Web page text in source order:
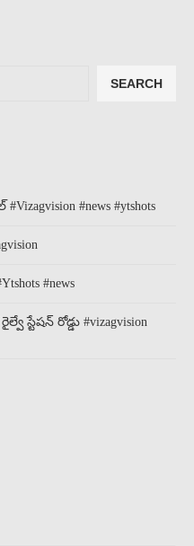
SEARCH
#Vizagvision #news #ytshots
#news
స్టేషన్ రోడ్డు #vizagvision